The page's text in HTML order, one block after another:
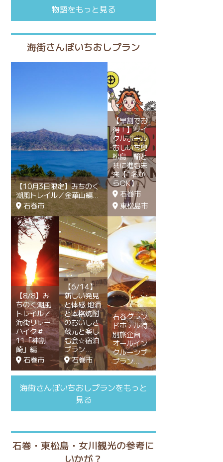
物語をもっと見る
海街さんぽいちおしプラン
【10月3日限定】みちのく
潮風トレイル／金華山編
石巻市
【早割でお
得！】サイ
クルボール
おしいち奥
松島 輪と
共に進む未
来【1名か
らOK】
石巻市
東松島市
【8/8】み
ちのく潮風
トレイル／
海街リレー
ハイク＃
11「神割
崎」編
石巻市
【6/14】
新しい発見
と体感 地酒
と本格焼酎
のおいしさ
蔵元と楽し
む会☆宿泊
プラン
石巻市
石巻グラン
ドホテル特
別旅企画
オールイン
クルーシブ
プラン
海街さんぽいちおしプランをもっと
見る
石巻・東松島・女川観光の参考に
いかが？